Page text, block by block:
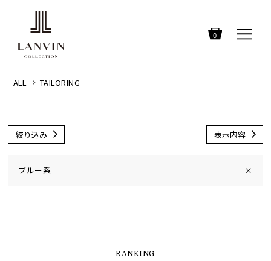
0
ALL TAILORING
絞り込み 表示内容
ブルー系 ×
RANKING